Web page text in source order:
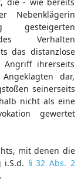
Verhalten
das distanzlose
Angriff ihrerseits
dar,
seinerseits
nicht als eine
gewertet
mit denen die
i.S.d. § 32 Abs. 2